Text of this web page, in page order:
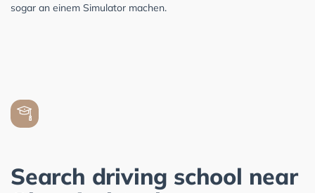
sogar an einem Simulator machen.
Search driving school near